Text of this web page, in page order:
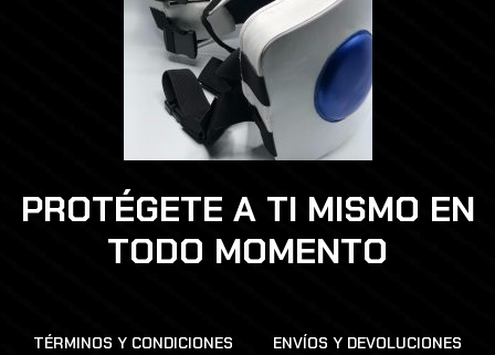
PROTÉGETE A TI MISMO EN
TODO MOMENTO
TÉRMINOS Y CONDICIONES ENVÍOS Y DEVOLUCIONES